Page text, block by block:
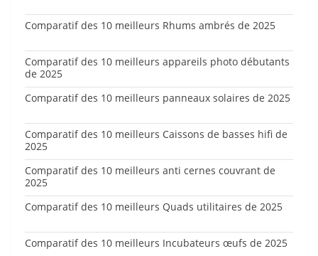
Comparatif des 10 meilleurs Rhums ambrés de 2025
Comparatif des 10 meilleurs appareils photo débutants
de 2025
Comparatif des 10 meilleurs panneaux solaires de 2025
Comparatif des 10 meilleurs Caissons de basses hifi de
2025
Comparatif des 10 meilleurs anti cernes couvrant de
2025
Comparatif des 10 meilleurs Quads utilitaires de 2025
Comparatif des 10 meilleurs Incubateurs œufs de 2025